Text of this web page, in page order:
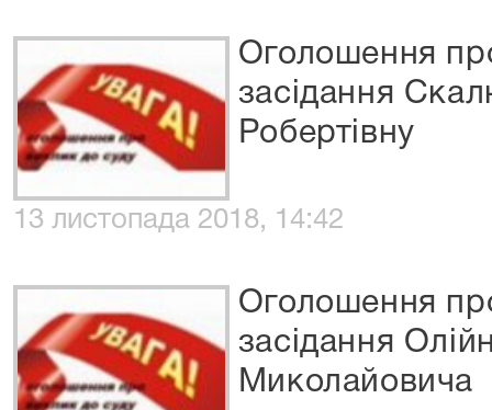
Оголошення
засідання
Робертівну
13 листопада 2018, 14:42
Оголошення
засідання
Миколайовича